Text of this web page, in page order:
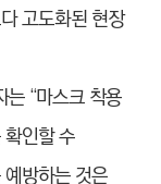
고도화된 현장
는“마스크 착용
인할 수
예방하는 것은